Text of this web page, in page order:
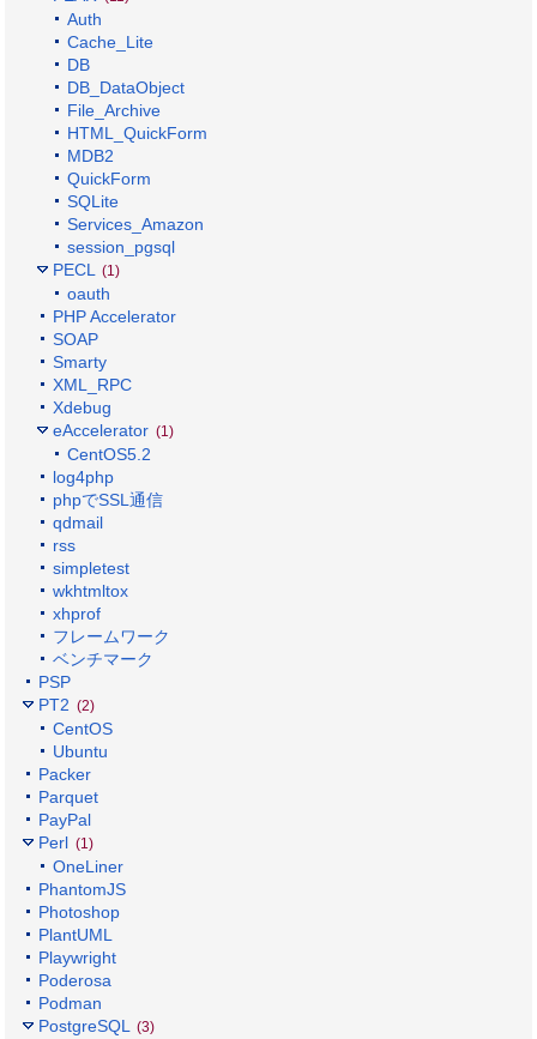
Auth
Cache_Lite
DB
DB_DataObject
File_Archive
HTML_QuickForm
MDB2
QuickForm
SQLite
Services_Amazon
session_pgsql
PECL
(1)
oauth
PHP Accelerator
SOAP
Smarty
XML_RPC
Xdebug
eAccelerator (1)
CentOS5.2
log4php
phpでSSL通信
qdmail
rss
simpletest
wkhtmltox
xhprof
フレームワーク
ベンチマーク
PSP
PT2 (2)
CentOS
Ubuntu
Packer
Parquet
PayPal
Perl (1)
OneLiner
PhantomJS
Photoshop
PlantUML
Playwright
Poderosa
Podman
PostgreSQL
(3)